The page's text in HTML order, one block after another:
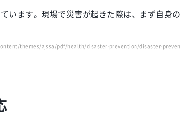
います。現場で災害が起きた際は、まず自身
themes/ajssa/pdf/health/disaster-prevention/disaster-